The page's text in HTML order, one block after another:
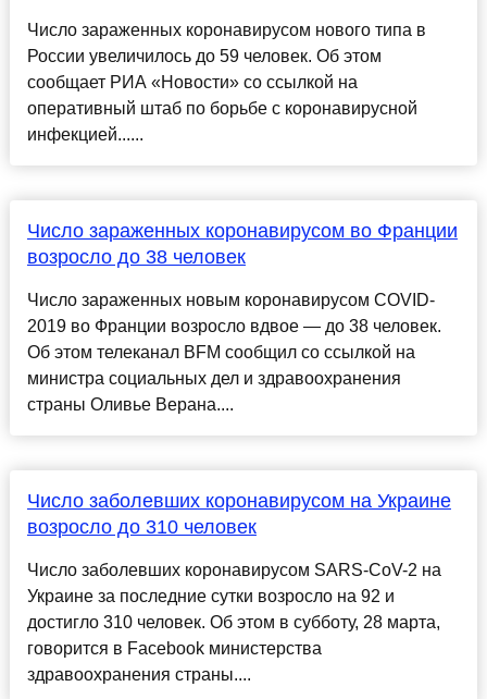
Число зараженных коронавирусом нового типа в
России увеличилось до 59 человек. Об этом
сообщает РИА «Новости» со ссылкой на
оперативный штаб по борьбе с коронавирусной
инфекцией......
Число зараженных коронавирусом во Франции
возросло до 38 человек
Число зараженных новым коронавирусом COVID-
2019 во Франции возросло вдвое — до 38 человек.
Об этом телеканал BFM сообщил со ссылкой на
министра социальных дел и здравоохранения
страны Оливье Верана....
Число заболевших коронавирусом на Украине
возросло до 310 человек
Число заболевших коронавирусом SARS-CoV-2 на
Украине за последние сутки возросло на 92 и
достигло 310 человек. Об этом в субботу, 28 марта,
говорится в Facebook министерства
здравоохранения страны....